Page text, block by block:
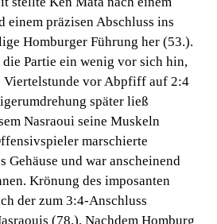
einem präzisen Abschluss ins
Homburger Führung her (53.).
Partie ein wenig vor sich hin,
Viertelstunde vor Abpfiff auf 2:4
später ließ
Nasraoui seine Muskeln
marschierte
Gehäuse und war anscheinend
Krönung des imposanten
der zum 3:4-Anschluss
(78.). Nachdem Homburg